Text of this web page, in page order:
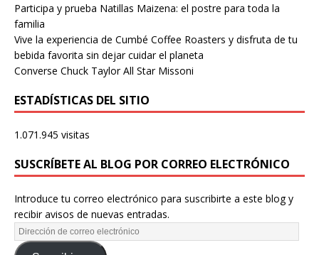
Participa y prueba Natillas Maizena: el postre para toda la
familia
Vive la experiencia de Cumbé Coffee Roasters y disfruta de tu
bebida favorita sin dejar cuidar el planeta
Converse Chuck Taylor All Star Missoni
ESTADÍSTICAS DEL SITIO
1.071.945 visitas
SUSCRÍBETE AL BLOG POR CORREO ELECTRÓNICO
Introduce tu correo electrónico para suscribirte a este blog y
recibir avisos de nuevas entradas.